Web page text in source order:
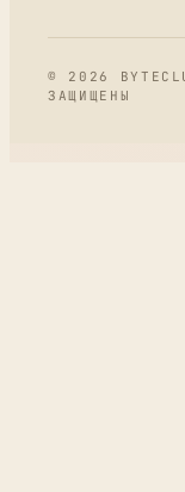
© 2026
ЗАЩИЩЕНЫ